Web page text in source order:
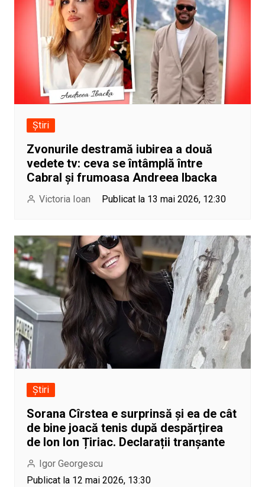
Știri
Zvonurile destramă iubirea a două
vedete tv: ceva se întâmplă între
Cabral și frumoasa Andreea Ibacka
Victoria Ioan Publicat la 13 mai 2026, 12:30
Știri
Sorana Cîrstea e surprinsă și ea de cât
de bine joacă tenis după despărțirea
de Ion Ion Țiriac. Declarații tranșante
Igor Georgescu
Publicat la 12 mai 2026, 13:30